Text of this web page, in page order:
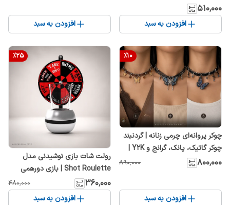
و ضد باد مناسب خودرو و سفر
۵۱۰٬۰۰۰
افزودن به سبد افزودن به سبد
%10
چوکر پروانه‌ای چرمی زنانه | گردنبند
چوکر گاتیک، پانک، گرانج و Y2K |
مدل پروانه سه‌بعدی مشکی و
۸۰۰٬۰۰۰ ۸۹۰٬۰۰۰
افزودن به سبد
%25
رولت شات بازی نوشیدنی مدل
Shot Roulette | بازی دورهمی
هیجان‌انگیز رومیزی
۳۶۰٬۰۰۰ ۴۸۰٬۰۰۰
افزودن به سبد